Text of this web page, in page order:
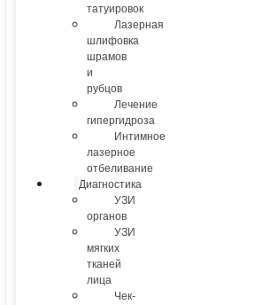
татуировок
Лазерная
шлифовка
шрамов
и
рубцов
Лечение
гипергидроза
Интимное
лазерное
отбеливание
Диагностика
УЗИ
органов
УЗИ
мягких
тканей
лица
Чек-